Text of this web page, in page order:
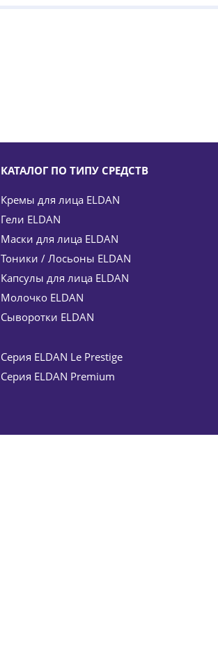
КАТАЛОГ ПО ТИПУ СРЕДСТВ
Кремы для лица ELDAN
Гели ELDAN
Маски для лица ELDAN
Тоники / Лосьоны ELDAN
Капсулы для лица ELDAN
Молочко ELDAN
Сыворотки ELDAN
Серия ELDAN Le Prestige
Серия ELDAN Premium